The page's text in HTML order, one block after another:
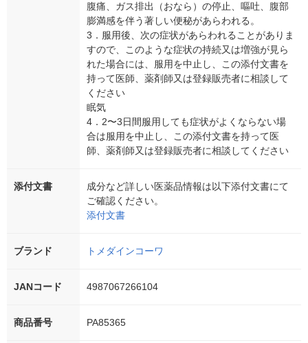
腹痛、ガス排出（おなら）の停止、嘔吐、腹部
膨満感を伴う著しい便秘があらわれる。
3．服用後、次の症状があらわれることがありま
すので、このような症状の持続又は増強が見ら
れた場合には、服用を中止し、この添付文書を
持って医師、薬剤師又は登録販売者に相談して
ください
眠気
4．2〜3日間服用しても症状がよくならない場
合は服用を中止し、この添付文書を持って医
師、薬剤師又は登録販売者に相談してください
添付文書
成分など詳しい医薬品情報は以下添付文書にて
ご確認ください。
添付文書
ブランド トメダインコーワ
JANコード 4987067266104
商品番号 PA85365